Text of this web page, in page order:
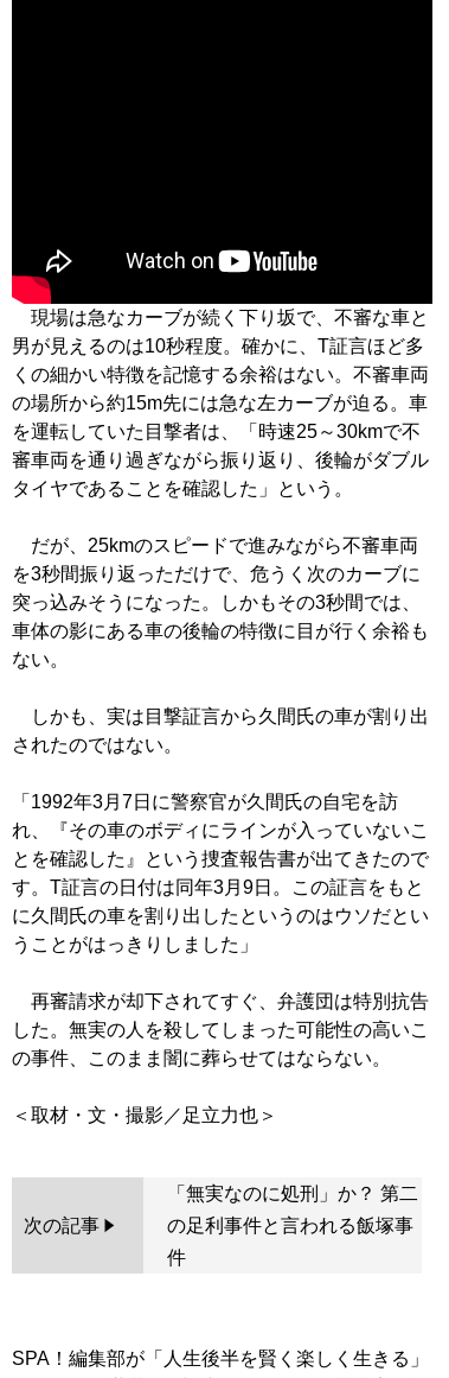
現場は急なカーブが続く下り坂で、不審な車と
男が見えるのは10秒程度。確かに、T証言ほど多
くの細かい特徴を記憶する余裕はない。不審車両
の場所から約15m先には急な左カーブが迫る。車
を運転していた目撃者は、「時速25～30kmで不
審車両を通り過ぎながら振り返り、後輪がダブル
タイヤであることを確認した」という。
だが、25kmのスピードで進みながら不審車両
を3秒間振り返っただけで、危うく次のカーブに
突っ込みそうになった。しかもその3秒間では、
車体の影にある車の後輪の特徴に目が行く余裕も
ない。
しかも、実は目撃証言から久間氏の車が割り出
されたのではない。
「1992年3月7日に警察官が久間氏の自宅を訪
れ、『その車のボディにラインが入っていないこ
とを確認した』という捜査報告書が出てきたので
す。T証言の日付は同年3月9日。この証言をもと
に久間氏の車を割り出したというのはウソだとい
うことがはっきりしました」
再審請求が却下されてすぐ、弁護団は特別抗告
した。無実の人を殺してしまった可能性の高いこ
の事件、このまま闇に葬らせてはならない。
次の記事
「無実なのに処刑」か？ 第二
の足利事件と言われる飯塚事
件
SPA！編集部が「人生後半を賢く楽しく生きる」